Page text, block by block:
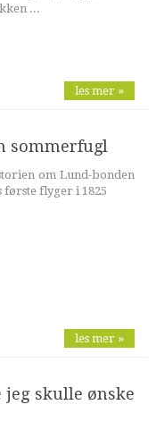
...
les mer »
sommerfugl
om Lund-bonden
første flyger i 1825
les mer »
skulle ønske